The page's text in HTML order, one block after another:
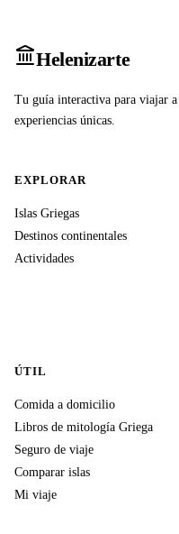
Helenizarte
Tu guía interactiva para viajar
experiencias únicas.
EXPLORAR
Islas Griegas
Destinos continentales
Actividades
ÚTIL
Comida a domicilio
Libros de mitología Griega
Seguro de viaje
Comparar islas
Mi viaje